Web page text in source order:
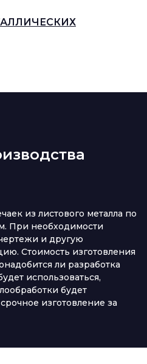
из листового металла по
При необходимости
и другую
Стоимость изготовления
ли разработка
использоваться,
будет
изготовление за